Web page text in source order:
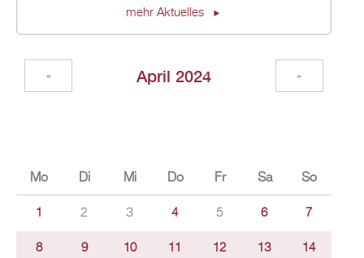
mehr Aktuelles
April 2024
« »
Mo Di Mi Do Fr Sa So
1 2 3 4 5 6 7
8 9 10 11 12 13 14